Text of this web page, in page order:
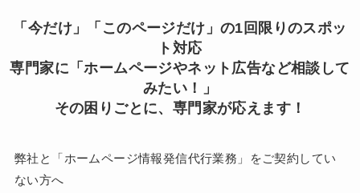
「今だけ」「このページだけ」の1回限りのスポッ
ト対応
専門家に「ホームページやネット広告など相談して
みたい！」
その困りごとに、専門家が応えます！
弊社と「ホームページ情報発信代行業務」をご契約してい
ない方へ